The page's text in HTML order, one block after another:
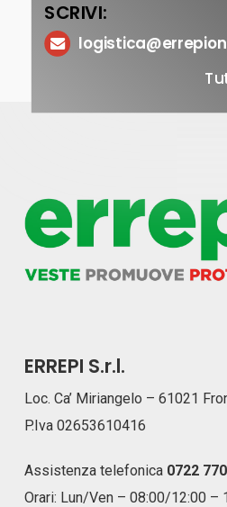
SCRIVI:
ERREPI S.r.l.
Loc. Ca’ Miriangelo – 61021
P.Iva 02653610416
Assistenza telefonica 0722
Orari: Lun/Ven – 08:00/12:00 –